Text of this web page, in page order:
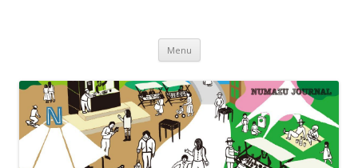
Menu Skip to content